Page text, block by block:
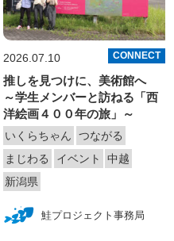
2026.07.10 CONNECT
推しを見つけに、美術館へ
～学生メンバーと訪ねる「西
洋絵画４００年の旅」～
いくらちゃん
つながる
まじわる
イベント
中越
新潟県
鮭プロジェクト事務局